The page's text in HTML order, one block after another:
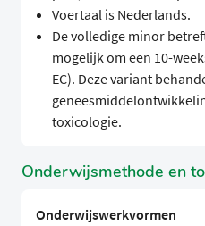
Voertaal is Nederlands.
De volledige minor
mogelijk om een 10-
EC). Deze variant
toxicologie.
Onderwijsmethode en
Onderwijswerkvormen